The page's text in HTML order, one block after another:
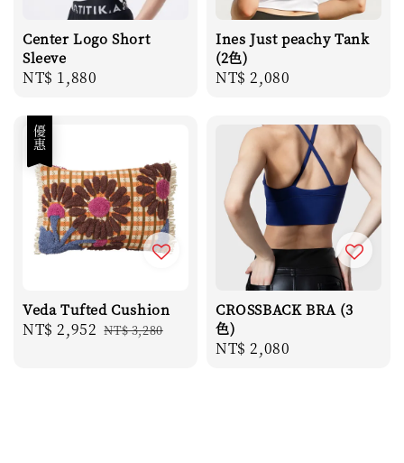
Center Logo Short
Sleeve
Regular
NT$ 1,880
Ines Just peachy Tank
(2色)
Regular
NT$ 2,080
優惠
Veda Tufted Cushion
Sale
NT$ 2,952 Regular
NT$ 3,280
CROSSBACK BRA (3
色)
Regular
NT$ 2,080